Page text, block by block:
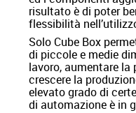
risultato è di poter
flessibilità
Solo Cube Box
di piccole e medie
lavoro, aumentare
crescere la
elevato grado di
di automazione è in